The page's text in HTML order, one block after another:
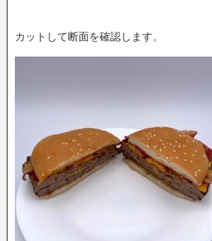
カットして断面を確認します。